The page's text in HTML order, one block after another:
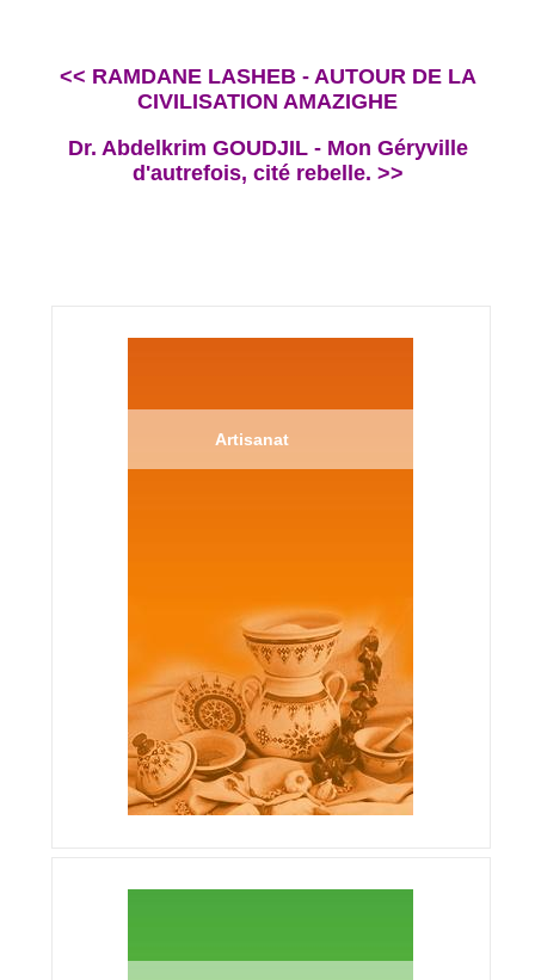
<< RAMDANE LASHEB - AUTOUR DE LA
CIVILISATION AMAZIGHE
Dr. Abdelkrim GOUDJIL - Mon Géryville
d'autrefois, cité rebelle. >>
Artisanat